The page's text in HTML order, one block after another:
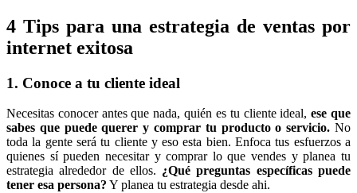
4 Tips para una estrategia de ventas por
internet exitosa
1. Conoce a tu cliente ideal
Necesitas conocer antes que nada, quién es tu cliente ideal,ese que
sabes que puede querer y comprar tu producto o servicio. No
toda la gente será tu cliente y eso esta bien. Enfoca tus esfuerzos a
quienes sí pueden necesitar y comprar lo que vendes y planea tu
estrategia alrededor de ellos. ¿Qué preguntas específicas puede
tener esa persona? Y planea tu estrategia desde ahi.